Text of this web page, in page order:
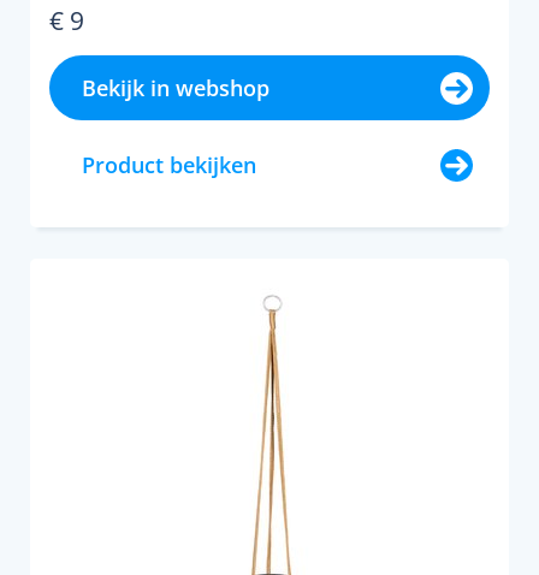
€ 9
Bekijk in webshop
Product bekijken